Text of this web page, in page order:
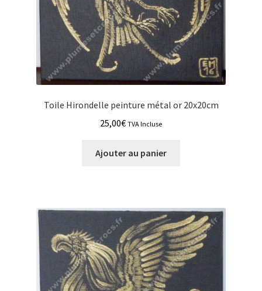
Toile Hirondelle peinture métal or 20x20cm
25,00€ TVA Incluse
Ajouter au panier